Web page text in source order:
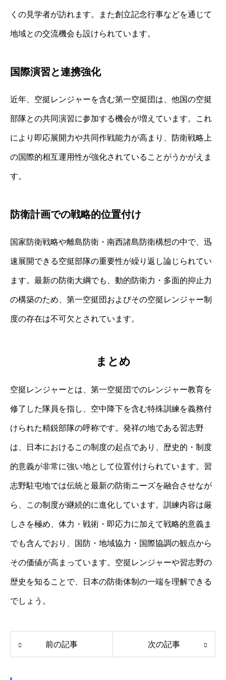
くの見学者が訪れます。また創立記念行事などを通じて
地域との交流機会も設けられています。
国際演習と連携強化
近年、空挺レンジャーを含む第一空挺団は、他国の空挺
部隊との共同演習に参加する機会が増えています。これ
により即応展開力や共同作戦能力が高まり、防衛戦略上
の国際的相互運用性が強化されていることがうかがえま
す。
防衛計画での戦略的位置付け
国家防衛戦略や離島防衛・南西諸島防衛構想の中で、迅
速展開できる空挺部隊の重要性が繰り返し論じられてい
ます。最新の防衛大綱でも、動的防衛力・多面的抑止力
の構築のため、第一空挺団およびその空挺レンジャー制
度の存在は不可欠とされています。
まとめ
空挺レンジャーとは、第一空挺団でのレンジャー教育を
修了した隊員を指し、空中降下を含む特殊訓練を義務付
けられた精鋭部隊の呼称です。発祥の地である習志野
は、日本におけるこの制度の起点であり、歴史的・制度
的意義が非常に強い地として位置付けられています。習
志野駐屯地では伝統と最新の防衛ニーズを融合させなが
ら、この制度が継続的に進化しています。訓練内容は厳
しさを極め、体力・戦術・即応力に加えて戦略的意義ま
でも含んでおり、国防・地域協力・国際協調の観点から
その価値が高まっています。空挺レンジャーや習志野の
歴史を知ることで、日本の防衛体制の一端を理解できる
でしょう。
前の記事 次の記事